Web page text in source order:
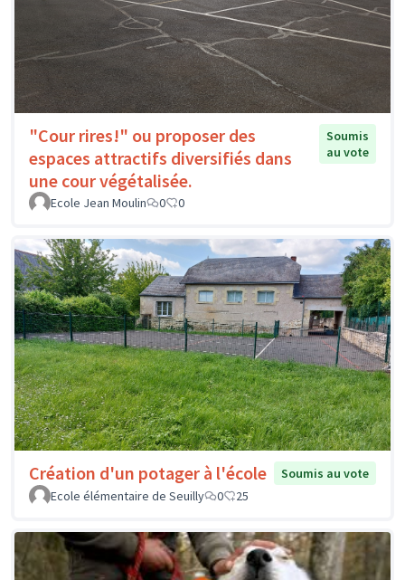
"Cour rires!" ou proposer des
espaces attractifs diversifiés dans
une cour végétalisée.
Soumis
au vote
Ecole Jean Moulin 0 0
Création d'un potager à l'école
Soumis au vote
Ecole élémentaire de Seuilly
0 25